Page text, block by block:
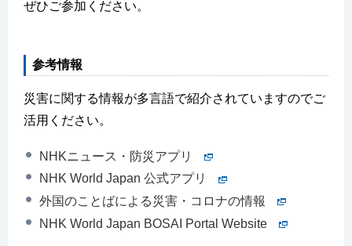
ぜひご参加ください。
参考情報
災害に関する情報が多言語で紹介されていますのでご
活用ください。
NHKニュース・防災アプリ
NHK World Japan 公式アプリ
外国のことばによる災害・コロナの情報
NHK World Japan BOSAI Portal Website